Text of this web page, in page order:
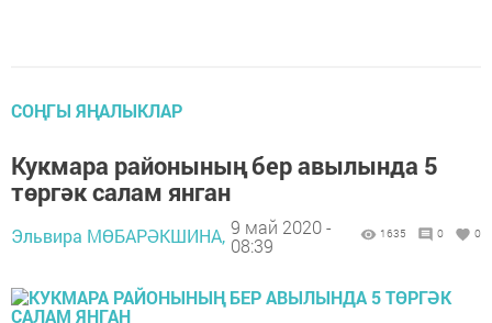
СОҢГЫ ЯҢАЛЫКЛАР
Кукмара районының бер авылында 5
төргәк салам янган
Эльвира МӨБАРӘКШИНА, 9 май 2020 -
08:39
1635 0 0